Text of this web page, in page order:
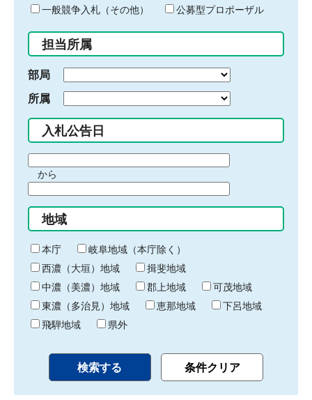
ド
入
力
一般競争入札（その他）
公募型プロポーザル
担当所属
部局
所属
入札公告日
間
始
り
から
間
終
わ
り
地域
本庁
岐阜地域（本庁除く）
西濃（大垣）地域
揖斐地域
中濃（美濃）地域
郡上地域
可茂地域
東濃（多治見）地域
恵那地域
下呂地域
飛騨地域
県外